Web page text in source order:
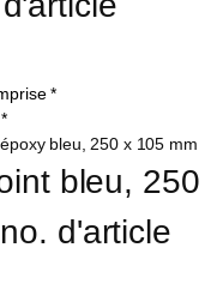
*
*
bleu, 250
d'article